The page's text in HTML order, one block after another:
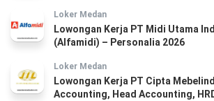
Loker Medan
Lowongan Kerja PT Midi Utama
(Alfamidi) – Personalia 2026
Loker Medan
Lowongan Kerja PT Cipta
Accounting, Head Accounting,